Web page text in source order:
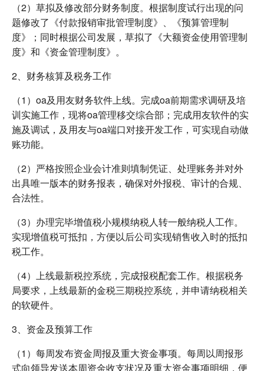
（2）草拟及修改部分财务制度。根据制度试行出现的问
题修改了《付款报销审批管理制度》、《预算管理制
度》；同时根据公司发展，草拟了《大额资金使用管理制
度》和《资金管理制度》。
2、财务核算及税务工作
（1）oa及用友财务软件上线。完成oa前期需求调研及培
训实施工作，现将oa管理移交综合部；完成用友软件的实
施及调试，及用友与oa端口对接开发工作，可实现自动做
账功能。
（2）严格按照企业会计准则填制凭证、处理账务并对外
出具唯一版本的财务报表，确保对外报税、审计的合规、
合法性。
（3）办理完毕增值税小规模纳税人转一般纳税人工作。
实现增值税可抵扣，方便以后公司实现销售收入时的抵扣
税工作。
（4）上线最新税控系统，完成报税配套工作。根据税务
局要求，上线最新的金税三期税控系统，并申请纳税相关
的软硬件。
3、资金及预算工作
（1）每周发布资金周报及重大资金事项。每周以周报形
式向领导发送本周资金收支状况及重大资金事项明细，便